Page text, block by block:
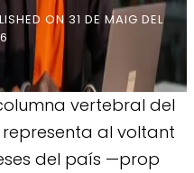
ON 31 DE MAIG DEL
vertebral del
al voltant
del país —prop